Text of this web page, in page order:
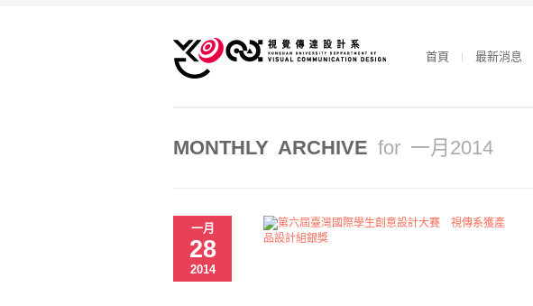
首頁 最新消息
MONTHLY ARCHIVE for 一月2014
一月
28
2014